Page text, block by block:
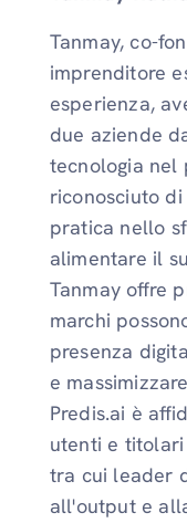
Tanmay, co-
imprenditore
esperienza,
due aziende
tecnologia nel
riconosciuto
pratica nello
alimentare il
Tanmay offre
marchi
presenza
e
Predis.ai è
utenti e
tra cui leader
all'output e